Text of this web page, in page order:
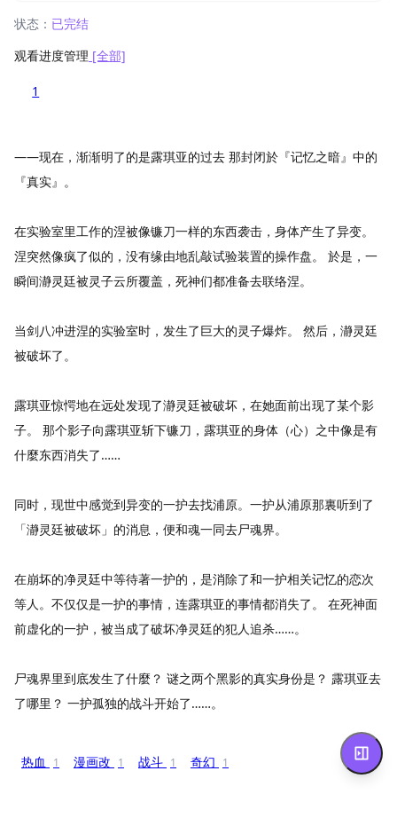
状态： 已完结
观看进度管理 [全部]
1
——现在，渐渐明了的是露琪亚的过去 那封闭於『记忆之暗』中的
『真实』。
在实验室里工作的涅被像镰刀一样的东西袭击，身体产生了异变。
涅突然像疯了似的，没有缘由地乱敲试验装置的操作盘。 於是，一
瞬间瀞灵廷被灵子云所覆盖，死神们都准备去联络涅。
当剑八冲进涅的实验室时，发生了巨大的灵子爆炸。 然后，瀞灵廷
被破坏了。
露琪亚惊愕地在远处发现了瀞灵廷被破坏，在她面前出现了某个影
子。 那个影子向露琪亚斩下镰刀，露琪亚的身体（心）之中像是有
什麼东西消失了……
同时，现世中感觉到异变的一护去找浦原。一护从浦原那裏听到了
「瀞灵廷被破坏」的消息，便和魂一同去尸魂界。
在崩坏的净灵廷中等待著一护的，是消除了和一护相关记忆的恋次
等人。不仅仅是一护的事情，连露琪亚的事情都消失了。 在死神面
前虚化的一护，被当成了破坏净灵廷的犯人追杀……。
尸魂界里到底发生了什麼？ 谜之两个黑影的真实身份是？ 露琪亚去
了哪里？ 一护孤独的战斗开始了……。
热血 1 漫画改 1 战斗 1 奇幻 1